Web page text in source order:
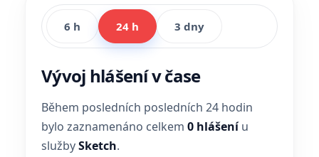
6 h 24 h 3 dny
Vývoj hlášení v čase
Během posledních posledních 24 hodin
bylo zaznamenáno celkem 0 hlášeníu
službySketch.